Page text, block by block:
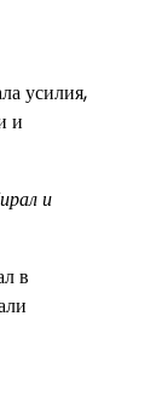
усилия,
и
и
в